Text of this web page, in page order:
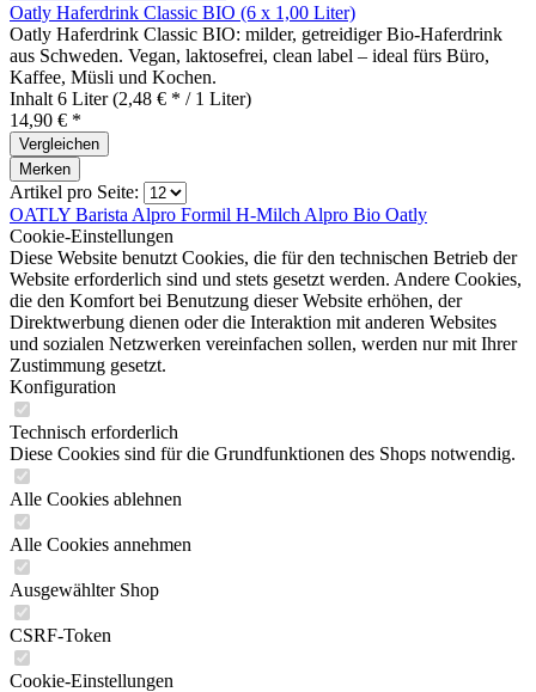
Oatly Haferdrink Classic BIO (6 x 1,00 Liter)
Oatly Haferdrink Classic BIO: milder, getreidiger Bio‑Haferdrink
aus Schweden. Vegan, laktosefrei, clean label – ideal fürs Büro,
Kaffee, Müsli und Kochen.
Inhalt 6 Liter(2,48 € * / 1 Liter)
14,90 € *
Vergleichen
Merken
Artikel pro Seite:
OATLY Barista Alpro Formil H-Milch Alpro Bio Oatly
Cookie-Einstellungen
Diese Website benutzt Cookies, die für den technischen Betrieb der
Website erforderlich sind und stets gesetzt werden. Andere Cookies,
die den Komfort bei Benutzung dieser Website erhöhen, der
Direktwerbung dienen oder die Interaktion mit anderen Websites
und sozialen Netzwerken vereinfachen sollen, werden nur mit Ihrer
Zustimmung gesetzt.
Konfiguration
Technisch erforderlich
Diese Cookies sind für die Grundfunktionen des Shops notwendig.
Alle Cookies ablehnen
Alle Cookies annehmen
Ausgewählter Shop
CSRF-Token
Cookie-Einstellungen